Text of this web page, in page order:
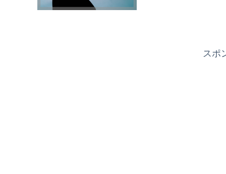
スポ